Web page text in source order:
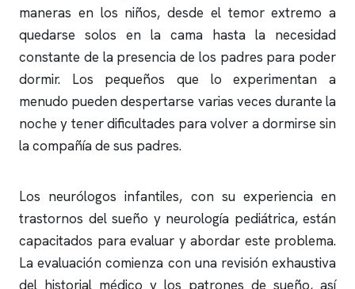
maneras en los niños, desde el temor extremo a
quedarse solos en la cama hasta la necesidad
constante de la presencia de los padres para poder
dormir. Los pequeños que lo experimentan a
menudo pueden despertarse varias veces durante la
noche y tener dificultades para volver a dormirse sin
la compañía de sus padres.
Los neurólogos infantiles, con su experiencia en
trastornos del sueño y neurología pediátrica, están
capacitados para evaluar y abordar este problema.
La evaluación comienza con una revisión exhaustiva
del historial médico y los patrones de sueño, así